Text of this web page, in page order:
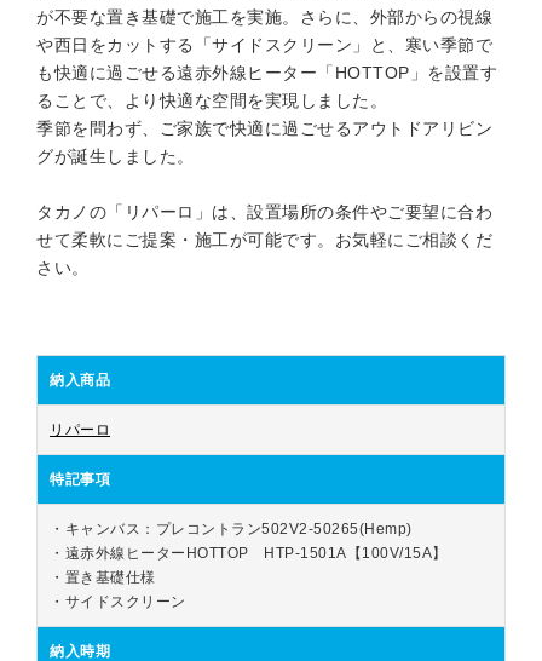
が不要な置き基礎で施工を実施。さらに、外部からの視線
や西日をカットする「サイドスクリーン」と、寒い季節で
も快適に過ごせる遠赤外線ヒーター「HOTTOP」を設置す
ることで、より快適な空間を実現しました。
季節を問わず、ご家族で快適に過ごせるアウトドアリビン
グが誕生しました。
タカノの「リパーロ」は、設置場所の条件やご要望に合わ
せて柔軟にご提案・施工が可能です。お気軽にご相談くだ
さい。
納入商品
リパーロ
特記事項
・キャンバス：プレコントラン502V2-50265(Hemp)
・遠赤外線ヒーターHOTTOP　HTP-1501A【100V/15A】
・置き基礎仕様
・サイドスクリーン
納入時期